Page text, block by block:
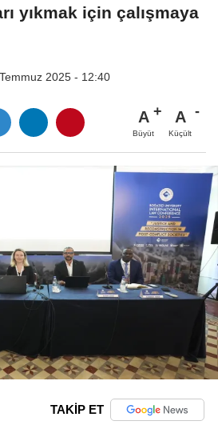
yıkmak için çalışmaya
2025 - 12:40
A
Büyüt
A
Küçült
TAKİP ET